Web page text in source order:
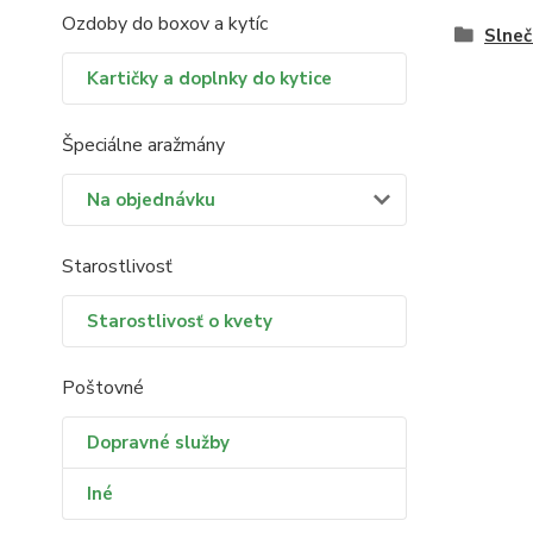
Ozdoby do boxov a kytíc
Kartičky a doplnky do kytice
Špeciálne aražmány
Na objednávku
Starostlivosť
Starostlivosť o kvety
Poštovné
Dopravné služby
Iné